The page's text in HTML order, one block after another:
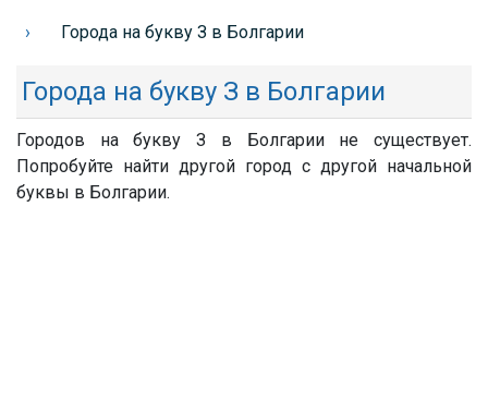
Города на букву З в Болгарии
Города на букву З в Болгарии
Городов на букву З в Болгарии не существует.
Попробуйте найти другой город с другой начальной
буквы в Болгарии.